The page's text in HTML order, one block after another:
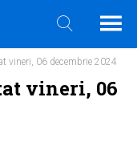
vineri, 06 decembrie 2024
vineri, 06